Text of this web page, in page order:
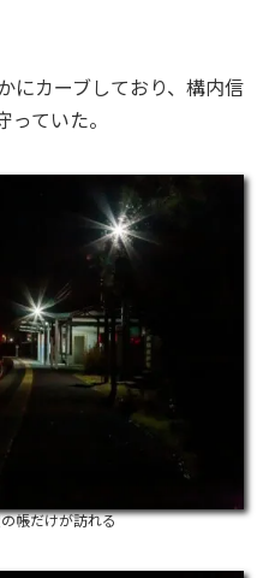
にカーブしており、構内信
ていた。
帳だけが訪れる